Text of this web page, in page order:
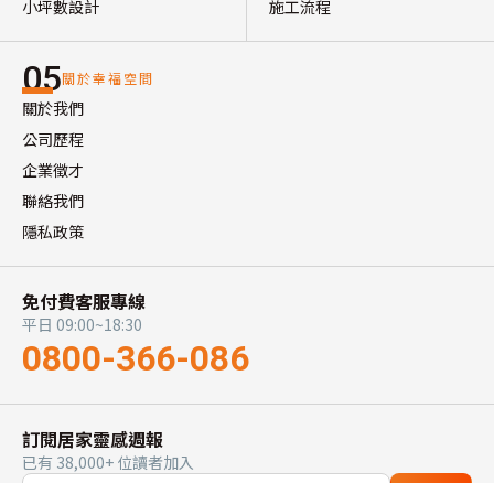
小坪數設計
施工流程
05關於幸福空間
關於我們
公司歷程
企業徵才
聯絡我們
隱私政策
免付費客服專線
平日 09:00~18:30
0800-366-086
訂閱居家靈感週報
已有 38,000+ 位讀者加入